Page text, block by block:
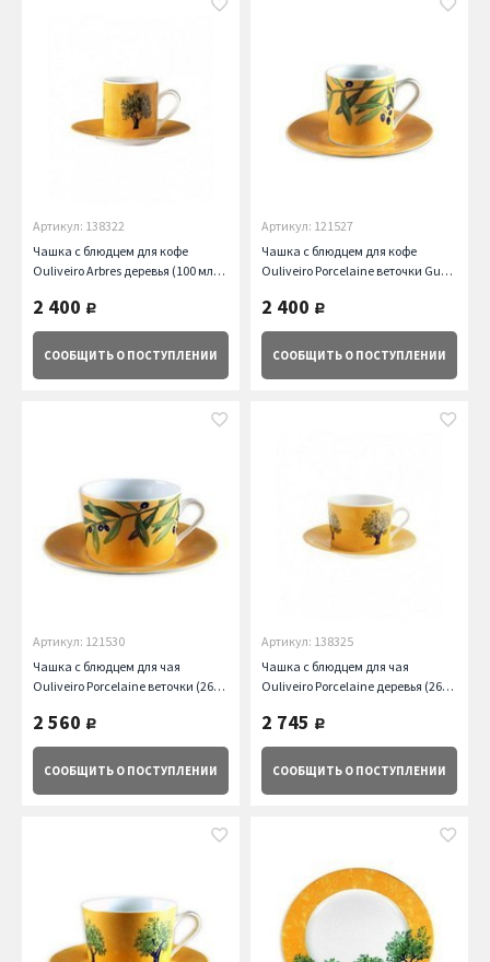
Артикул: 138322
Чашка с блюдцем для кофе
Ouliveiro Arbres деревья (100 мл)
2 400 руб.
СООБЩИТЬ О ПОСТУПЛЕНИИ
Артикул: 121527
Чашка с блюдцем для кофе
Ouliveiro Porcelaine веточки Guy
2 400 руб.
СООБЩИТЬ О ПОСТУПЛЕНИИ
Артикул: 121530
Чашка с блюдцем для чая
Ouliveiro Porcelaine веточки (260
2 560 руб.
СООБЩИТЬ О ПОСТУПЛЕНИИ
Артикул: 138325
Чашка с блюдцем для чая
Ouliveiro Porcelaine деревья (260
2 745 руб.
СООБЩИТЬ О ПОСТУПЛЕНИИ